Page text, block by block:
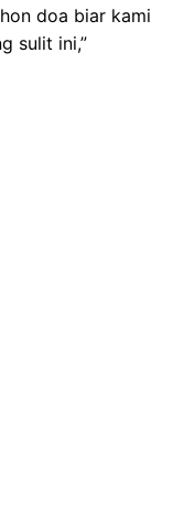
doa biar kami
sulit ini,”